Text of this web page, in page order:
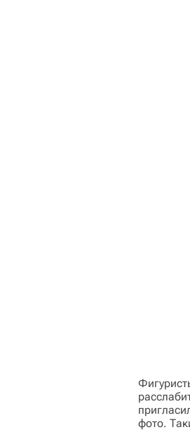
фото.